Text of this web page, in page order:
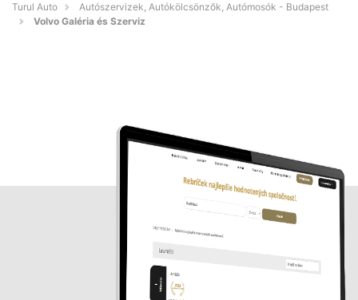
Turul Auto
Autószervizek, Autókölcsönzők, Autómosók - Budapest
Volvo Galéria és Szerviz